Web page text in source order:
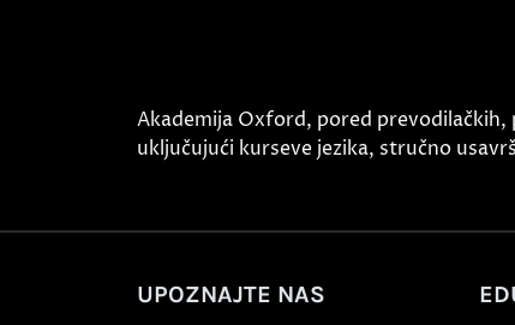
Akademija Oxford, pored
uključujući kurseve jezika, stručno
UPOZNAJTE NAS